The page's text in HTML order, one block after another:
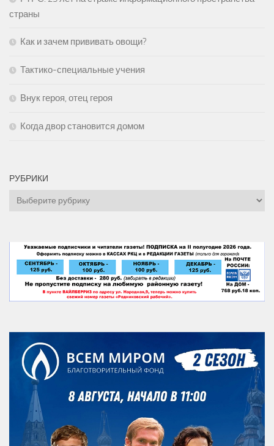
страны
Как и зачем прививать овощи?
Тактико-специальные учения
Внук героя, отец героя
Когда двор становится домом
РУБРИКИ
Рубрики